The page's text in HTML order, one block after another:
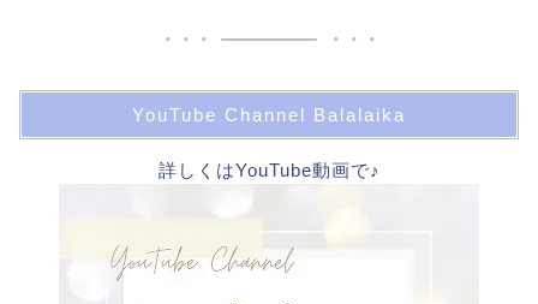
YouTube Channel Balalaika
詳しくはYouTube動画で♪